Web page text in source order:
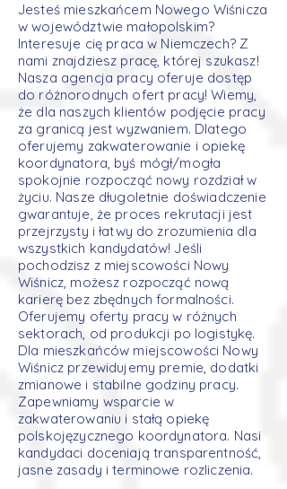
Jesteś mieszkańcem Nowego Wiśnicza
w województwie małopolskim?
Interesuje cię praca w Niemczech? Z
nami znajdziesz pracę, której szukasz!
Nasza agencja pracy oferuje dostęp
do różnorodnych ofert pracy! Wiemy,
że dla naszych klientów podjęcie pracy
za granicą jest wyzwaniem. Dlatego
oferujemy zakwaterowanie i opiekę
koordynatora, byś mógł/mogła
spokojnie rozpocząć nowy rozdział w
życiu. Nasze długoletnie doświadczenie
gwarantuje, że proces rekrutacji jest
przejrzysty i łatwy do zrozumienia dla
wszystkich kandydatów! Jeśli
pochodzisz z miejscowości Nowy
Wiśnicz, możesz rozpocząć nową
karierę bez zbędnych formalności.
Oferujemy oferty pracy w różnych
sektorach, od produkcji po logistykę.
Dla mieszkańców miejscowości Nowy
Wiśnicz przewidujemy premie, dodatki
zmianowe i stabilne godziny pracy.
Zapewniamy wsparcie w
zakwaterowaniu i stałą opiekę
polskojęzycznego koordynatora. Nasi
kandydaci doceniają transparentność,
jasne zasady i terminowe rozliczenia.